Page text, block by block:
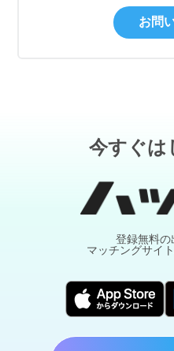
お問
今すぐは
登録無料の
マッチングサイ